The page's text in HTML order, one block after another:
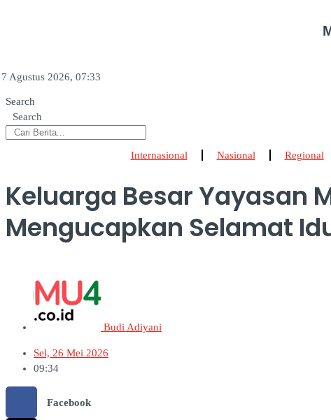
7 Agustus 2026, 07:33
Search
Search
Internasional Nasional Regional
Keluarga Besar Yayasan
Mengucapkan Selamat
Budi Adiyani
Sel, 26 Mei 2026
09:34
Facebook